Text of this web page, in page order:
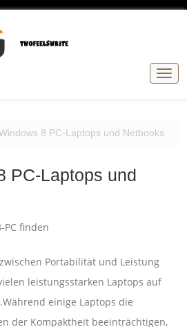
8 PC-Laptops und Netbooks
PC-Laptops und
PC finden
Portabilität und Leistung
leistungsstarken Laptops auf
einige Laptops die
der Kompaktheit beeinträchtigen,